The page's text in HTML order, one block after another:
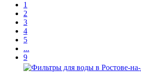
1
2
3
4
5
...
9